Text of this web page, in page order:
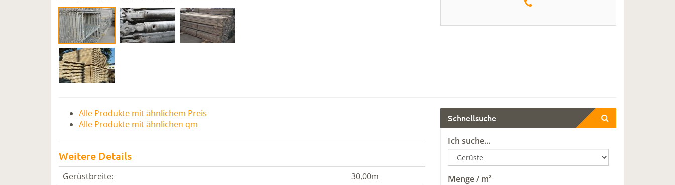
Alle Produkte mit ähnlichem Preis
Alle Produkte mit ähnlichen qm
Weitere Details
Gerüstbreite:
30,00m
Schnellsuche
Ich suche...
Menge / m²